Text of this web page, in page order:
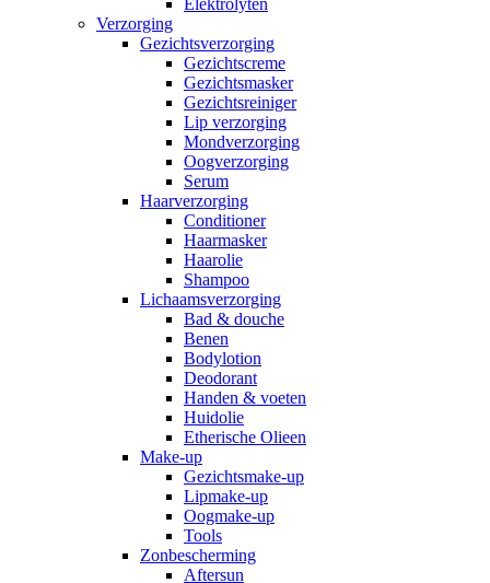
Elektrolyten
Verzorging
Gezichtsverzorging
Gezichtscreme
Gezichtsmasker
Gezichtsreiniger
Lip verzorging
Mondverzorging
Oogverzorging
Serum
Haarverzorging
Conditioner
Haarmasker
Haarolie
Shampoo
Lichaamsverzorging
Bad & douche
Benen
Bodylotion
Deodorant
Handen & voeten
Huidolie
Etherische Olieen
Make-up
Gezichtsmake-up
Lipmake-up
Oogmake-up
Tools
Zonbescherming
Aftersun